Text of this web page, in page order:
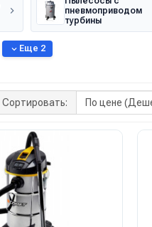
пневмоприводом
турбины
Еще 2
Сортировать: